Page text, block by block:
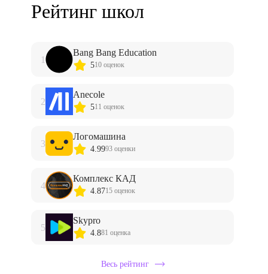
Рейтинг школ
1
Bang Bang Education
510 оценок
2
Anecole
511 оценок
3
Логомашина
4.9993 оценки
4
Комплекс КАД
4.8715 оценок
5
Skypro
4.881 оценка
Весь рейтинг